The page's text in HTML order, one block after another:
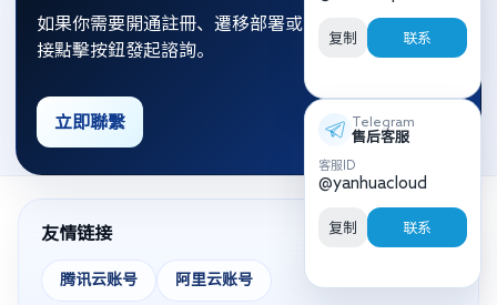
如果你需要開通註冊、遷移部署或資源優化，可以直
接點擊按鈕發起諮詢。
立即聯繫
友情链接
腾讯云账号 阿里云账号
复制 联系
Telegram
售后客服
客服ID
@yanhuacloud
复制 联系